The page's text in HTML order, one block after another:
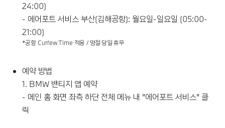
24:00)
- 에어포트 서비스 부산(김해공항): 월요일-일요일 (05:00-
21:00)
*공항 Curfew Time 적용 / 명절 당일 휴무
예약 방법
1. BMW 밴티지 앱 예약
- 메인 홈 화면 좌측 하단 전체 메뉴 내 "에어포트 서비스" 클
릭